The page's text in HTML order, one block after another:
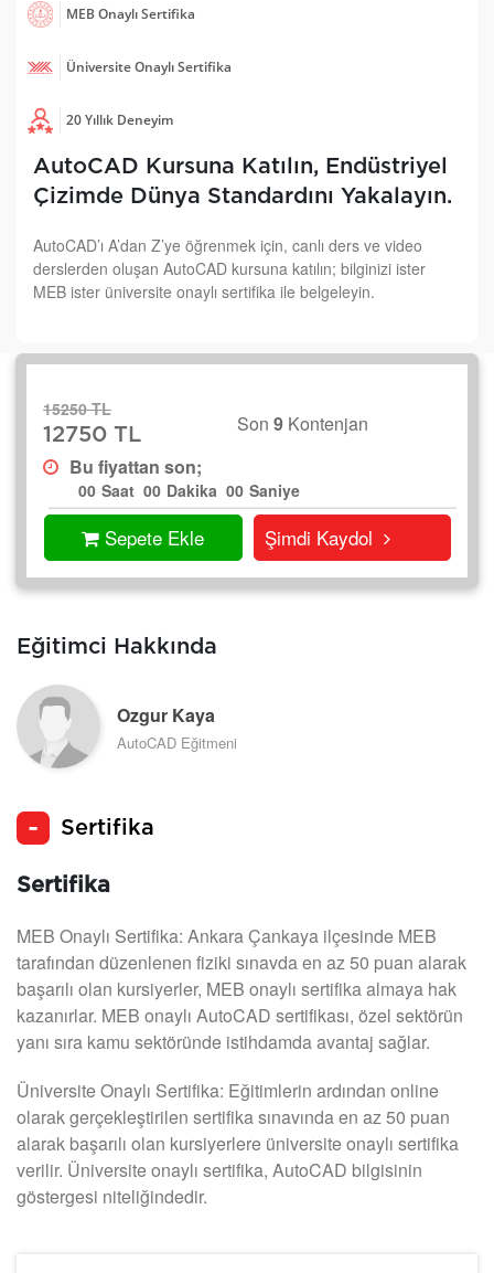
20 Yıllık Deneyim
Üniversite Onaylı Sertifika
MEB Onaylı Sertifika
AutoCAD Kursuna Katılın, Endüstriyel
Çizimde Dünya Standardını Yakalayın.
AutoCAD’ı A’dan Z’ye öğrenmek için, canlı ders ve video
derslerden oluşan AutoCAD kursuna katılın; bilginizi ister
MEB ister üniversite onaylı sertifika ile belgeleyin.
15250 TL
12750 TL
Son 9Kontenjan
Bu fiyattan son;
00 Saat 00 Dakika 00 Saniye
Sepete Ekle Şimdi Kaydol
Eğitimci Hakkında
Ozgur Kaya
AutoCAD Eğitmeni
Sertifika
Sertifika
MEB Onaylı Sertifika: Ankara Çankaya ilçesinde MEB
tarafından düzenlenen fiziki sınavda en az 50 puan alarak
başarılı olan kursiyerler, MEB onaylı sertifika almaya hak
kazanırlar. MEB onaylı AutoCAD sertifikası, özel sektörün
yanı sıra kamu sektöründe istihdamda avantaj sağlar.
Üniversite Onaylı Sertifika: Eğitimlerin ardından online
olarak gerçekleştirilen sertifika sınavında en az 50 puan
alarak başarılı olan kursiyerlere üniversite onaylı sertifika
verilir. Üniversite onaylı sertifika, AutoCAD bilgisinin
göstergesi niteliğindedir.